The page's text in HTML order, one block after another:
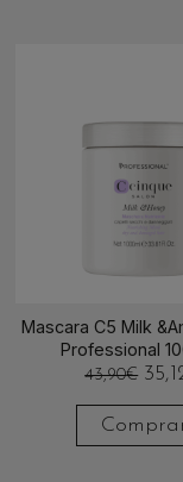
Mascara C5 Milk
Professional
43,90€